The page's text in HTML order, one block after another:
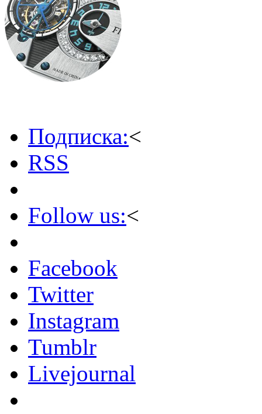
Подписка:<
RSS
Follow us:<
Facebook
Twitter
Instagram
Tumblr
Livejournal